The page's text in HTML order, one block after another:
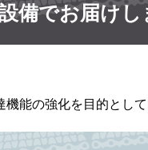
備でお届けし
能の強化を目的とし